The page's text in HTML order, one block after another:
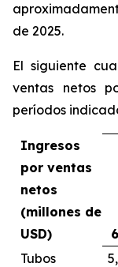
de 2025.
El siguiente
ventas netos
períodos
Ingresos
por ventas
netos
(millones de
USD)
Tubos